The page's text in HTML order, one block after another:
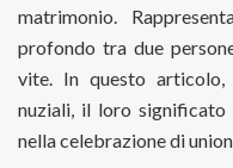
matrimonio.
profondo tra due
vite. In questo
nuziali, il loro
nella celebrazione di